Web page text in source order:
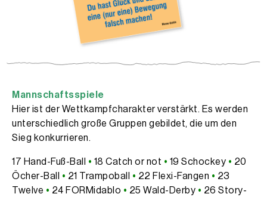
Mannschaftsspiele
Hier ist der Wettkampfcharakter verstärkt. Es werden
unterschiedlich große Gruppen gebildet, die um den
Sieg konkurrieren.
17 Hand-Fuß-Ball • 18 Catch or not • 19 Schockey • 20
Öcher-Ball • 21 Trampoball • 22 Flexi-Fangen • 23
Twelve • 24 FORMidablo • 25 Wald-Derby • 26 Story-